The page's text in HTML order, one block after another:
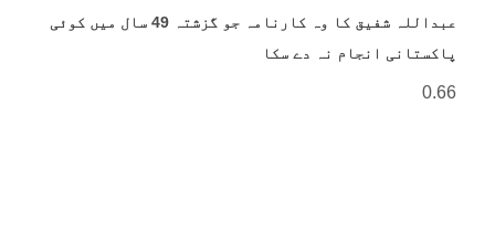
عبداللہ شفیق کا وہ کارنامہ جو گزشتہ 49 سال میں کوئی
پاکستانی انجام نہ دے سکا